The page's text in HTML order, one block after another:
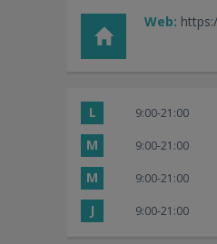
Web:
L 9:00-21:00
M 9:00-21:00
M 9:00-21:00
J 9:00-21:00